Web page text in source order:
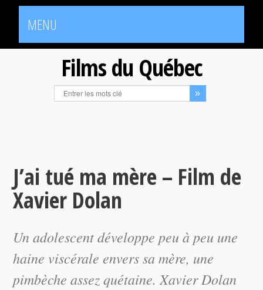
MENU
Films du Québec
J’ai tué ma mère – Film de
Xavier Dolan
Un adolescent développe peu à peu une
haine viscérale envers sa mère, une
pimbèche assez quétaine. Xavier Dolan